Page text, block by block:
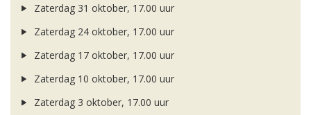
Zaterdag 31 oktober, 17.00 uur
Zaterdag 24 oktober, 17.00 uur
Zaterdag 17 oktober, 17.00 uur
Zaterdag 10 oktober, 17.00 uur
Zaterdag 3 oktober, 17.00 uur